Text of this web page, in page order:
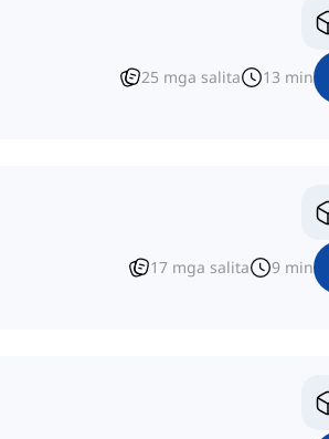
25 mga salita 13 min
17 mga salita 9 min